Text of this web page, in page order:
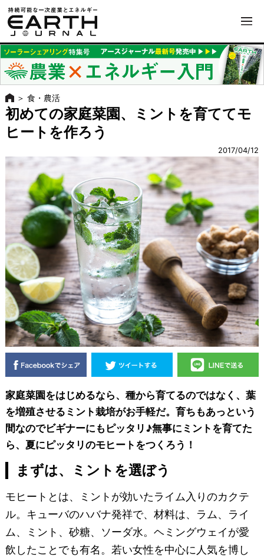
＞ 食・農活
初めての家庭菜園、ミントを育ててモ
ヒートを作ろう
2017/04/12
家庭菜園をはじめるなら、種から育てるのではなく、葉
を増殖させるミント栽培がお手軽だ。育ちもあっという
間なのでビギナーにもピッタリ♪無事にミントを育てた
ら、夏にピッタリのモヒートをつくろう！
まずは、ミントを選ぼう
モヒートとは、ミントが効いたライム入りのカクテ
ル。キューバのハバナ発祥で、材料は、ラム、ライ
ム、ミント、砂糖、ソーダ水。ヘミングウェイが愛
飲したことでも有名。若い女性を中心に人気を博し